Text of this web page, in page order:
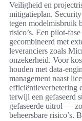
Veiligheid en
mitigatieplan.
tegen modelmisbruik
risico’s. Een pilot-
gecombineerd met
leveranciers zoals
onzekerheid. Voor
houden met data-
management naast
efficiëntieverbetering
terwijl een gefaseerd
gefaseerde uitrol —
beheersbare risico’s.